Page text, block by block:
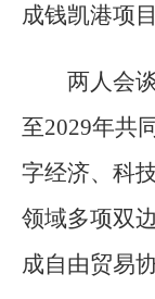
成钱凯港项
两人会
至2029年共
字经济、科
领域多项双
成自由贸易